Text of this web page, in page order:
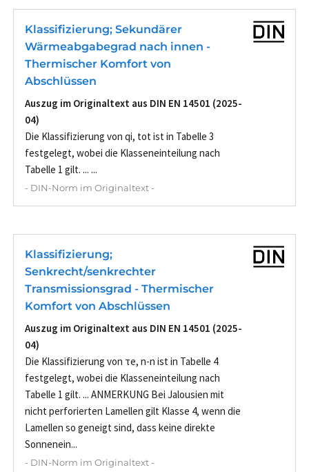
Klassifizierung; Sekundärer
Wärmeabgabegrad nach innen -
Thermischer Komfort von
Abschlüssen
Auszug im Originaltext aus DIN EN 14501 (2025-
04)
Die Klassifizierung von qi, tot ist in Tabelle 3
festgelegt, wobei die Klasseneinteilung nach
Tabelle 1 gilt. ... ...
- DIN-Norm im Originaltext -
Klassifizierung;
Senkrecht/senkrechter
Transmissionsgrad - Thermischer
Komfort von Abschlüssen
Auszug im Originaltext aus DIN EN 14501 (2025-
04)
Die Klassifizierung von τe, n-n ist in Tabelle 4
festgelegt, wobei die Klasseneinteilung nach
Tabelle 1 gilt. ... ANMERKUNG Bei Jalousien mit
nicht perforierten Lamellen gilt Klasse 4, wenn die
Lamellen so geneigt sind, dass keine direkte
Sonnenein...
- DIN-Norm im Originaltext -